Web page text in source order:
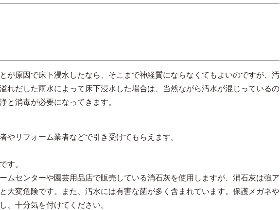
が原因で床下浸水したなら、そこまで神経質にならなくてもよいのですが、汚
れだした雨水によって床下浸水した場合は、当然ながら汚水が混じっているの
と消毒が必要になってきます。
やリフォーム業者などで引き受けてもらえます。
す。
ムセンターや園芸用品店で販売している消石灰を使用しますが、消石灰は強ア
大変危険です。また、汚水には有害な菌が多く含まれています。保護メガネや
、十分気を付けてください。